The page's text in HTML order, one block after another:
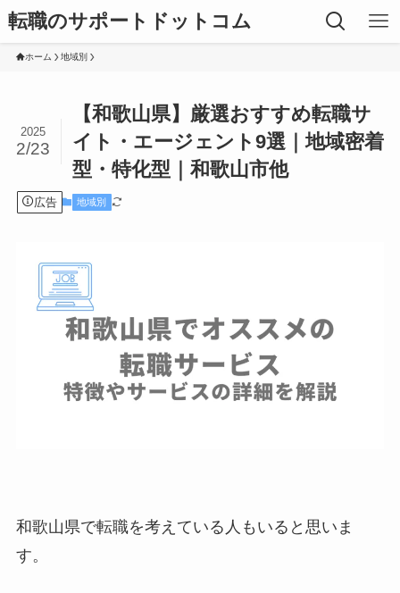
転職のサポートドットコム
ホーム 地域別
【和歌山県】厳選おすすめ転職サ
イト・エージェント9選｜地域密着
型・特化型｜和歌山市他
2025
2/23
広告 地域別
和歌山県で転職を考えている人もいると思いま
す。